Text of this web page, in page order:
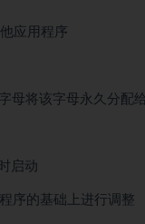
应用程序
将该字母永久分配
启动
序的基础上进行调整